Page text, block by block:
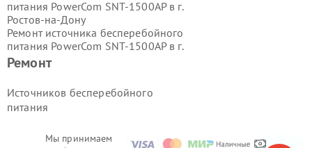
Мы принимаем
Ремонт
Источников бесперебойного
питания
питания PowerCom SNT-1500AP в г.
Ростов-на-Дону
Ремонт источника бесперебойного
питания PowerCom SNT-1500AP в г.
Нижний Новгород
питания PowerCom SNT-1500AP в г.
Новосибирск
Ремонт источника бесперебойного
Екатеринбург